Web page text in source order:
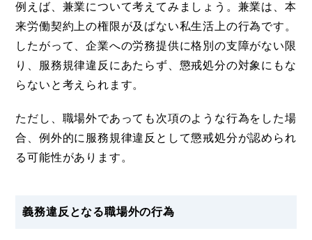
例えば、兼業について考えてみましょう。兼業は、本
来労働契約上の権限が及ばない私生活上の行為です。
したがって、企業への労務提供に格別の支障がない限
り、服務規律違反にあたらず、懲戒処分の対象にもな
らないと考えられます。
ただし、職場外であっても次項のような行為をした場
合、例外的に服務規律違反として懲戒処分が認められ
る可能性があります。
義務違反となる職場外の行為